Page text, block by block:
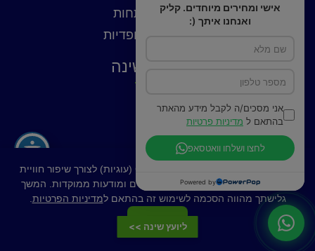
כורסאות נפתחות
כורסאות אורטופדיות
פתרונות שינה
מצעים
רכישה מאובטחת
באתר זה נעשה שימוש בקובצי Cookies (עוגיות) לצורך שיפור חוויית
המשתמש, ניתוח תנועה, התאמת תכנים ומודעות ממוקדות. המשך
גלישתך מהווה הסכמה לשימוש זה בהתאם למדיניות הפרטיות
ליועץ שינה >>
אישי ומחירים מיוחדים. קליק
ואנחנו איתך (:
אני מסכים/ה לקבל מידע מהאתר
בהתאם ל מדיניות פרטיות
לחצו ושלחו וואטסאפ
Powered by